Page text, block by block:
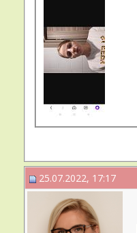
25.07.2022, 17:17